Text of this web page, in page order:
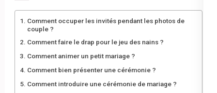
Comment occuper les invités pendant les photos de
couple ?
Comment faire le drap pour le jeu des nains ?
Comment animer un petit mariage ?
Comment bien présenter une cérémonie ?
Comment introduire une cérémonie de mariage ?